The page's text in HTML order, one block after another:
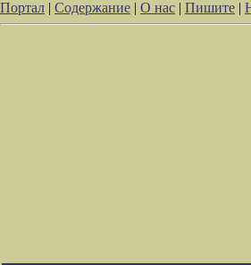
Портал | Содержание | О нас | Пишите |